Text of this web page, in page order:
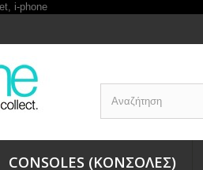
CONSOLES (ΚΟΝΣΌΛΕΣ)